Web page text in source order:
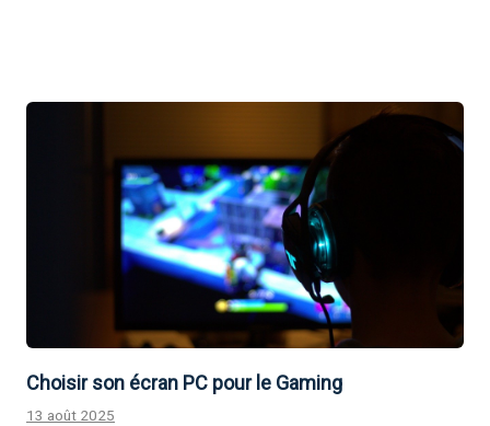
Choisir son écran PC pour le Gaming
13 août 2025